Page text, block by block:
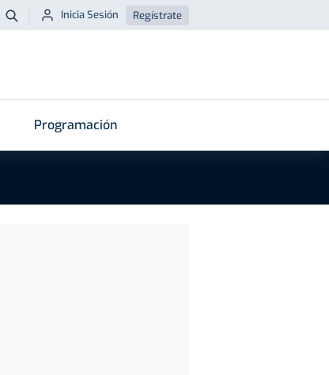
Buscar
Inicia Sesión Regístrate
Programación